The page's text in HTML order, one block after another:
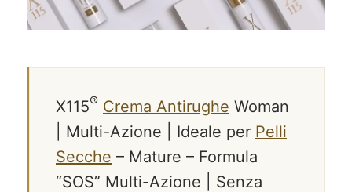
X115® Crema Antirughe Woman
| Multi-Azione | Ideale per Pelli
Secche – Mature – Formula
“SOS” Multi-Azione | Senza